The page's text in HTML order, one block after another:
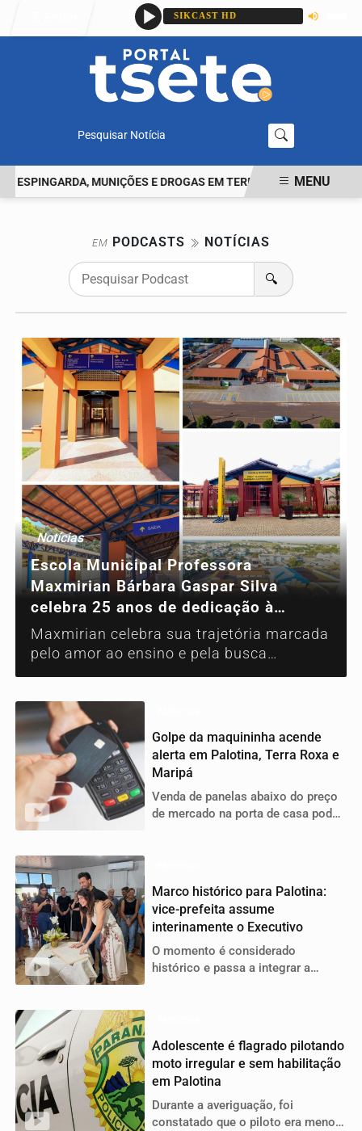
Pesquisar Notícia
ESPINGARDA, MUNIÇÕES E DROGAS EM TERRA ROXA HOMEM
MENU
EM PODCASTS NOTÍCIAS
🔍
Notícias
Escola Municipal Professora
Maxmirian Bárbara Gaspar Silva
celebra 25 anos de dedicação à
educação
Maxmirian celebra sua trajetória marcada
pelo amor ao ensino e pela busca
constante de qualidade e excelência na
Golpe da maquininha acende
alerta em Palotina, Terra Roxa e
Maripá
Venda de panelas abaixo do preço
de mercado na porta de casa pode
Marco histórico para Palotina:
vice-prefeita assume
interinamente o Executivo
O momento é considerado
histórico e passa a integrar a
Adolescente é flagrado pilotando
moto irregular e sem habilitação
em Palotina
Durante a averiguação, foi
constatado que o piloto era menor